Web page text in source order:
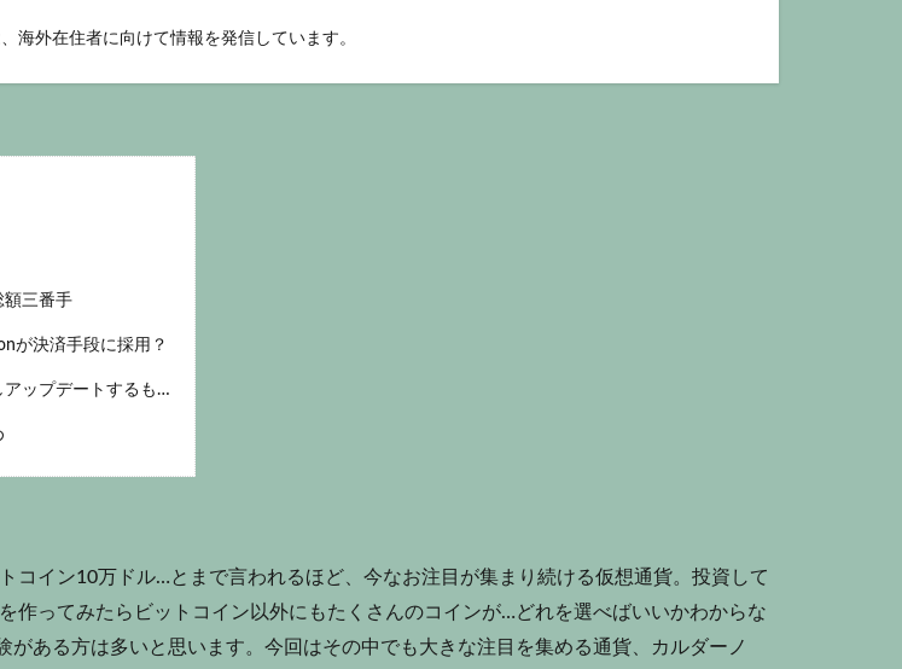
海外在住者に向けて情報を発信しています。
額三番手
が決済手段に採用？
アップデートするも…
コイン10万ドル…とまで言われるほど、今なお注目が集まり続ける仮想通貨。投資して
作ってみたらビットコイン以外にもたくさんのコインが…どれを選べばいいかわからな
がある方は多いと思います。今回はその中でも大きな注目を集める通貨、カルダーノ